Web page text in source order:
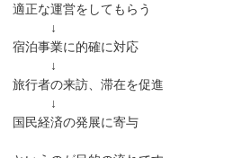
適正な運営をしてもらう
↓
宿泊事業に的確に対応
↓
旅行者の来訪、滞在を促進
↓
国民経済の発展に寄与